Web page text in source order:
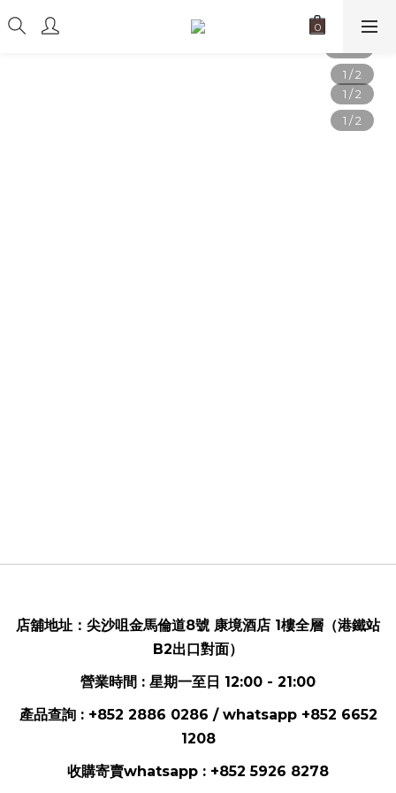
店舖地址： 尖沙咀金馬倫道8號 康境酒店 1樓全層（港鐵站
B2出口對面）
營業時間 : 星期一至日 12:00 - 21:00
產品查詢 : +852 2886 0286 / whatsapp +852 6652
1208
收購寄賣whatsapp : +852 5926 8278